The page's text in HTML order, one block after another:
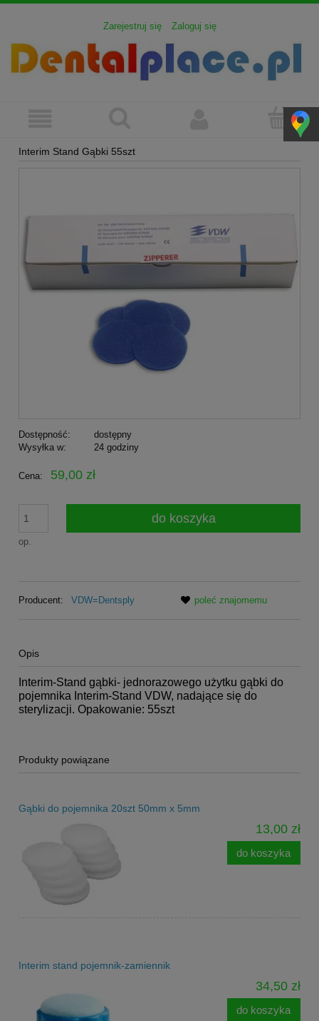
Zarejestruj się Zaloguj się
Interim Stand Gąbki 55szt
Dostępność:
dostępny
Wysyłka w:
24 godziny
Cena: 59,00 zł
op.
do koszyka
Producent: VDW=Dentsply poleć znajomemu
Opis
Interim-Stand gąbki- jednorazowego użytku gąbki do
pojemnika Interim-Stand VDW, nadające się do
sterylizacji. Opakowanie: 55szt
Produkty powiązane
Gąbki do pojemnika 20szt 50mm x 5mm
13,00 zł
do koszyka
Interim stand pojemnik-zamiennik
34,50 zł
do koszyka